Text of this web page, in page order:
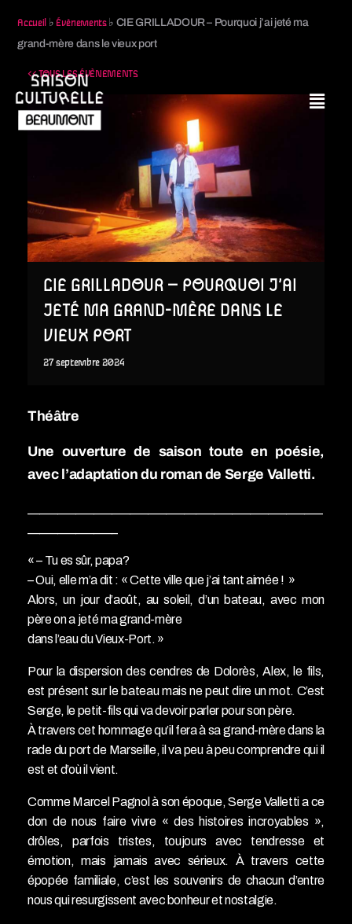
Accueil ♭ Évènements♭ CIE GRILLADOUR – Pourquoi j’ai jeté ma
grand-mère dans le vieux port
<< TOUS LES ÉVÈNEMENTS
CIE GRILLADOUR – POURQUOI J’AI
JETÉ MA GRAND-MÈRE DANS LE
VIEUX PORT
27septembre 2024
Théâtre
Une ouverture de saison toute en poésie,
avec l’adaptation du roman de Serge Valletti.
« – Tu es sûr, papa?
– Oui, elle m’a dit : « Cette ville que j’ai tant aimée ! »
Alors, un jour d’août, au soleil, d’un bateau, avec mon
père on a jeté ma grand-mère
dans l’eau du Vieux-Port. »
Pour la dispersion des cendres de Dolorès, Alex, le fils,
est présent sur le bateau mais ne peut dire un mot. C’est
Serge, le petit-fils qui va devoir parler pour son père.
À travers cet hommage qu’il fera à sa grand-mère dans la
rade du port de Marseille, il va peu à peu comprendre qui il
est et d’où il vient.
Comme Marcel Pagnol à son époque, Serge Valletti a ce
don de nous faire vivre « des histoires incroyables »,
drôles, parfois tristes, toujours avec tendresse et
émotion, mais jamais avec sérieux. À travers cette
épopée familiale, c’est les souvenirs de chacun d’entre
nous qui resurgissent avec bonheur et nostalgie.